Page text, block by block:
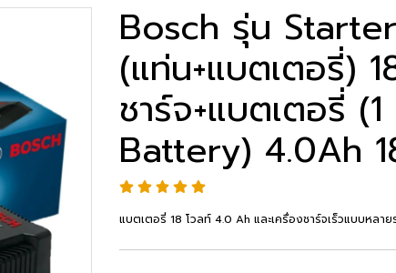
Bosch รุ่น
(แท่น+แบตเตอรี่)
ชาร์จ+แบตเตอรี่
Battery) 4.0Ah
แบตเตอรี่ 18 โวลท์ 4.0 Ah และเครื่องชาร์จเร็วแบบหลา